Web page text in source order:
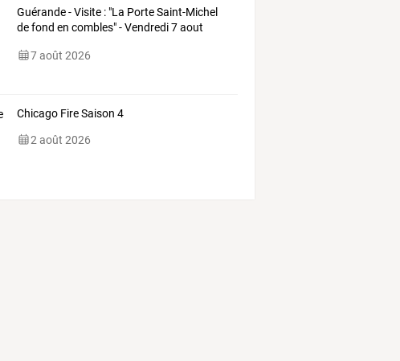
Guérande - Visite : "La Porte Saint-Michel
de fond en combles" - Vendredi 7 aout
7 août 2026
Chicago Fire Saison 4
2 août 2026